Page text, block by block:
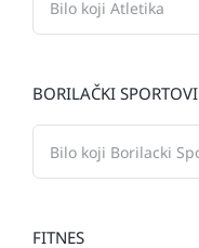
BORILAČKI SPORTOVI
FITNES